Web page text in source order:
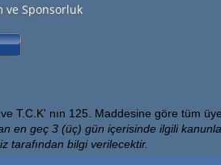
ve Sponsorluk
T.C.K' nın 125. Maddesine göre tüm
en geç 3 (üç) gün içerisinde ilgili
tarafından bilgi verilecektir.